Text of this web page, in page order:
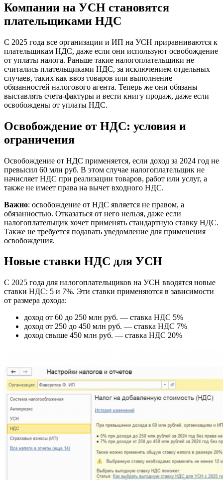
Компании на УСН становятся
плательщиками НДС
С 2025 года все организации и ИП на УСН приравниваются к
плательщикам НДС, даже если они используют освобождение
от уплаты налога. Раньше такие налогоплательщики не
считались плательщиками НДС, за исключением отдельных
случаев, таких как ввоз товаров или выполнение
обязанностей налогового агента. Теперь же они обязаны
выставлять счета-фактуры и вести книгу продаж, даже если
освобождены от уплаты НДС.
Освобождение от НДС: условия и
ограничения
Освобождение от НДС применяется, если доход за 2024 год не
превысил 60 млн руб. В этом случае налогоплательщик не
начисляет НДС при реализации товаров, работ или услуг, а
также не имеет права на вычет входного НДС.
Важно: освобождение от НДС является не правом, а
обязанностью. Отказаться от него нельзя, даже если
налогоплательщик хочет применять стандартную ставку НДС.
Также не требуется подавать уведомление для применения
освобождения.
Новые ставки НДС для УСН
С 2025 года для налогоплательщиков на УСН вводятся новые
ставки НДС: 5 и 7%. Эти ставки применяются в зависимости
от размера дохода:
доход от 60 до 250 млн руб. — ставка НДС 5%
доход от 250 до 450 млн руб. — ставка НДС 7%
доход свыше 450 млн руб. — ставка НДС 20%